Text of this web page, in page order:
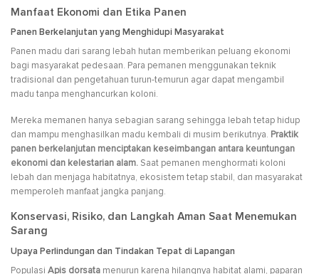
Manfaat Ekonomi dan Etika Panen
Panen Berkelanjutan yang Menghidupi Masyarakat
Panen madu dari sarang lebah hutan memberikan peluang ekonomi
bagi masyarakat pedesaan. Para pemanen menggunakan teknik
tradisional dan pengetahuan turun-temurun agar dapat mengambil
madu tanpa menghancurkan koloni.
Mereka memanen hanya sebagian sarang sehingga lebah tetap hidup
dan mampu menghasilkan madu kembali di musim berikutnya. Praktik
panen berkelanjutan menciptakan keseimbangan antara keuntungan
ekonomi dan kelestarian alam. Saat pemanen menghormati koloni
lebah dan menjaga habitatnya, ekosistem tetap stabil, dan masyarakat
memperoleh manfaat jangka panjang.
Konservasi, Risiko, dan Langkah Aman Saat Menemukan
Sarang
Upaya Perlindungan dan Tindakan Tepat di Lapangan
Populasi Apis dorsata menurun karena hilangnya habitat alami, paparan